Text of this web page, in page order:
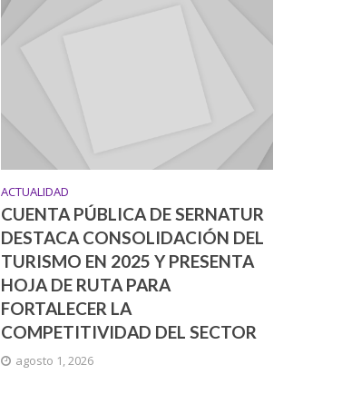
ACTUALIDAD
CUENTA PÚBLICA DE SERNATUR
DESTACA CONSOLIDACIÓN DEL
TURISMO EN 2025 Y PRESENTA
HOJA DE RUTA PARA
FORTALECER LA
COMPETITIVIDAD DEL SECTOR
agosto 1, 2026